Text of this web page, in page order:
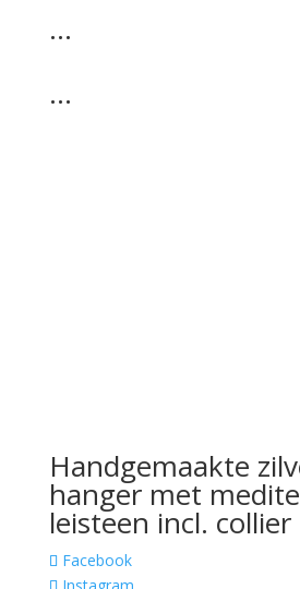
…
…
Handgemaakte
hanger met
leisteen incl. collier
Facebook